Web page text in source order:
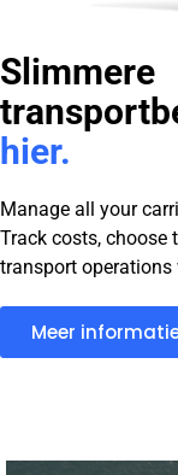
Slimmere
hier.
Manage all your
Track costs, choose
transport operations
Meer